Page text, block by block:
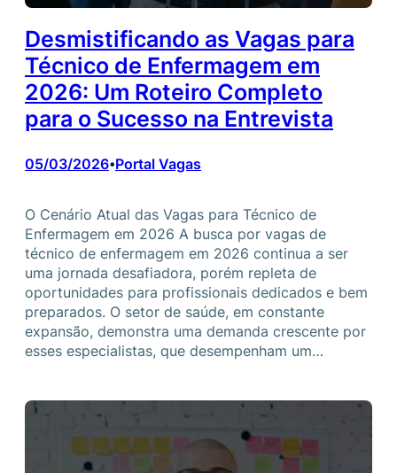
Desmistificando as Vagas para
Técnico de Enfermagem em
2026: Um Roteiro Completo
para o Sucesso na Entrevista
05/03/2026•Portal Vagas
O Cenário Atual das Vagas para Técnico de
Enfermagem em 2026 A busca por vagas de
técnico de enfermagem em 2026 continua a ser
uma jornada desafiadora, porém repleta de
oportunidades para profissionais dedicados e bem
preparados. O setor de saúde, em constante
expansão, demonstra uma demanda crescente por
esses especialistas, que desempenham um…